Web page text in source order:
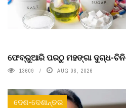
ଫେବ୍ରୁଆରି ପରଠୁ ମହଙ୍ଗା ଦୁଗ୍ଧ-
13609 AUG 06, 2026
ଦେଶ-ଦେଶାନ୍ତର